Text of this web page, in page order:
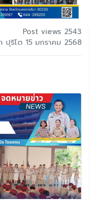
Post views 2543
ปุริโต 15 มกราคม 2568